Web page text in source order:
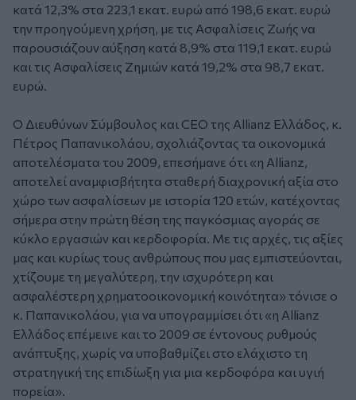
κατά 12,3% στα 223,1 εκατ. ευρώ από 198,6 εκατ. ευρώ
την προηγούμενη χρήση, με τις Ασφαλίσεις Ζωής να
παρουσιάζουν αύξηση κατά 8,9% στα 119,1 εκατ. ευρώ
και τις Ασφαλίσεις Ζημιών κατά 19,2% στα 98,7 εκατ.
ευρώ.
Ο Διευθύνων Σύμβουλος και CEO της Allianz Ελλάδος, κ.
Πέτρος Παπανικολάου, σχολιάζοντας τα οικονομικά
αποτελέσματα του 2009, επεσήμανε ότι «η Allianz,
αποτελεί αναμφισβήτητα σταθερή διαχρονική αξία στο
χώρο των ασφαλίσεων με ιστορία 120 ετών, κατέχοντας
σήμερα στην πρώτη θέση της παγκόσμιας αγοράς σε
κύκλο εργασιών και κερδοφορία. Με τις αρχές, τις αξίες
μας και κυρίως τους ανθρώπους που μας εμπιστεύονται,
χτίζουμε τη μεγαλύτερη, την ισχυρότερη και
ασφαλέστερη χρηματοοικονομική κοινότητα» τόνισε ο
κ. Παπανικολάου, για να υπογραμμίσει ότι «η Allianz
Ελλάδος επέμεινε και το 2009 σε έντονους ρυθμούς
ανάπτυξης, χωρίς να υποβαθμίζει στο ελάχιστο τη
στρατηγική της επιδίωξη για μια κερδοφόρα και υγιή
πορεία».